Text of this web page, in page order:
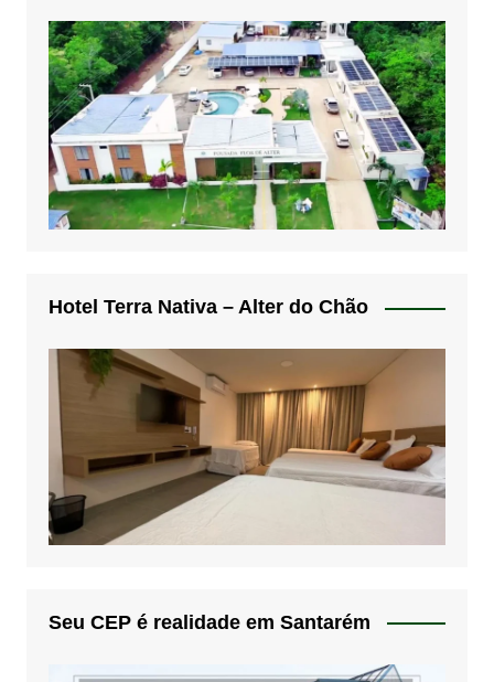
Hotel Terra Nativa – Alter do Chão
Seu CEP é realidade em Santarém